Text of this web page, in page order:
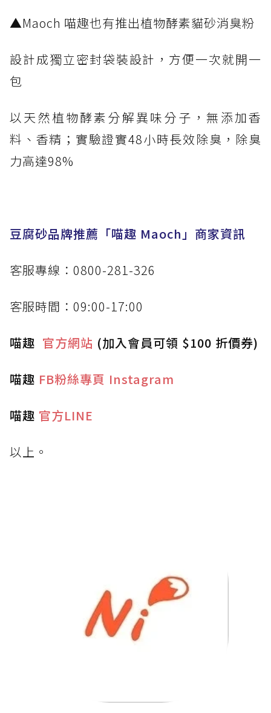
​▲Maoch 喵趣也有推出植物酵素貓砂消臭粉
設計成獨立密封袋裝設計，方便一次就開一
包
以天然植物酵素分解異味分子，無添加香
料、香精；實驗證實48小時長效除臭，除臭
力高達98%
豆腐砂品牌推薦「喵趣 Maoch」商家資訊
客服專線：0800-281-326
客服時間：09:00-17:00
喵趣 官方網站 (加入會員可領 $100 折價券)
喵趣 FB粉絲專頁 Instagram
喵趣 官方LINE
以上。